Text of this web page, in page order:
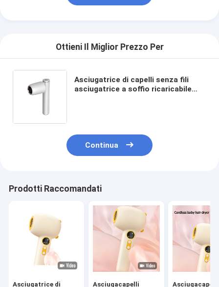
Ottieni Il Miglior Prezzo Per
Asciugatrice di capelli senza fili
asciugatrice a soffio ricaricabile
Continua
Prodotti Raccomandati
Asciugatrice di Asciugacapelli